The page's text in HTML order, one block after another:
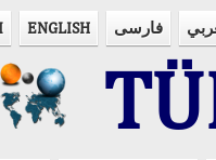
ENGLISH فارسی